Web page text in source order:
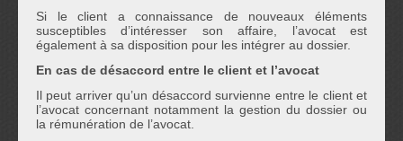
Si le client a connaissance de nouveaux éléments
susceptibles d’intéresser son affaire, l’avocat est
également à sa disposition pour les intégrer au dossier.
En cas de désaccord entre le client et l’avocat
Il peut arriver qu’un désaccord survienne entre le client et
l’avocat concernant notamment la gestion du dossier ou
la rémunération de l’avocat.